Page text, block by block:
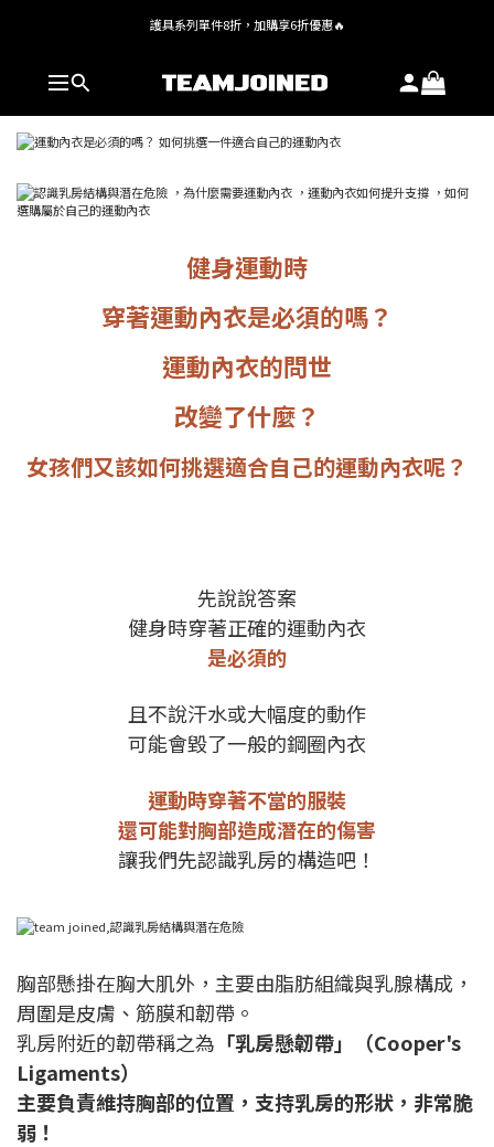
全館 $1,380 即享免運
護具系列單件8折，加購享6折優惠🔥
全館 $1,380 即享免運
健身運動時
穿著運動內衣是必須的嗎？
運動內衣的問世
改變了什麼？
女孩們又該如何挑選適合自己的運動內衣呢？
先說說答案
健身時穿著正確的運動內衣
是必須的
且不說汗水或大幅度的動作
可能會毀了一般的鋼圈內衣
運動時穿著不當的服裝
還可能對胸部造成潛在的傷害
讓我們先認識乳房的構造吧！
胸部懸掛在胸大肌外，主要由脂肪組織與乳腺構成，
周圍是皮膚、筋膜和韌帶。
乳房附近的韌帶稱之為 「乳房懸韌帶」（Cooper's
Ligaments）
主要負責維持胸部的位置，支持乳房的形狀，非常脆
弱！